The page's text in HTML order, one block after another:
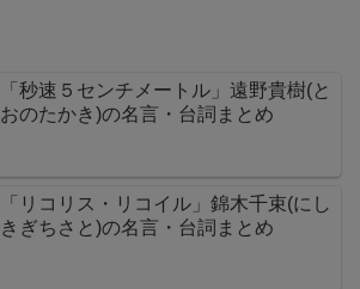
「秒速５センチメートル」遠野貴樹(と
おのたかき)の名言・台詞まとめ
「リコリス・リコイル」錦木千束(にし
きぎちさと)の名言・台詞まとめ